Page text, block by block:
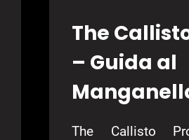
The
– Guida al
The Callisto